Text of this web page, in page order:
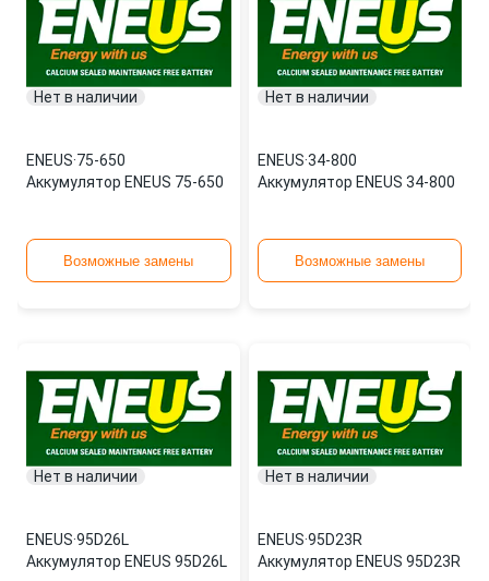
Нет в наличии
ENEUS·75-650
Аккумулятор ENEUS 75-650
Возможные замены
Нет в наличии
ENEUS·34-800
Аккумулятор ENEUS 34-800
Возможные замены
Нет в наличии
ENEUS·95D26L
Аккумулятор ENEUS 95D26L
Нет в наличии
ENEUS·95D23R
Аккумулятор ENEUS 95D23R